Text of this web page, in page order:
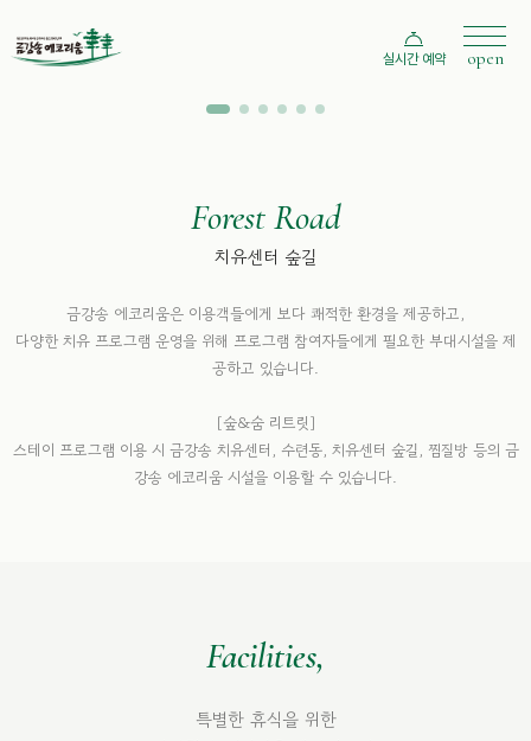
실시간 예약 open
Forest Road
치유센터 숲길
금강송 에코리움은 이용객들에게 보다 쾌적한 환경을 제공하고,
다양한 치유 프로그램 운영을 위해 프로그램 참여자들에게 필요한 부대시설을 제
공하고 있습니다.
[숲&숨 리트릿]
스테이 프로그램 이용 시 금강송 치유센터, 수련동, 치유센터 숲길, 찜질방 등의 금
강송 에코리움 시설을 이용할 수 있습니다.
Facilities,
특별한 휴식을 위한